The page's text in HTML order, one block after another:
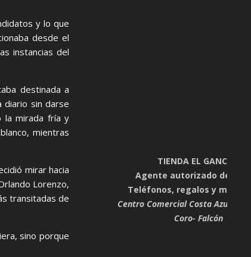
y lo que
desde el
instancias del
destinada a
diario sin darse
la mirada fría y
mientras
mirar hacia
Lorenzo,
transitadas de
sino porque
TIENDA EL GANCHO
Agente autorizado de
Teléfonos, regalos y mucho
Centro Comercial Costa Azul.
Coro- Falcón